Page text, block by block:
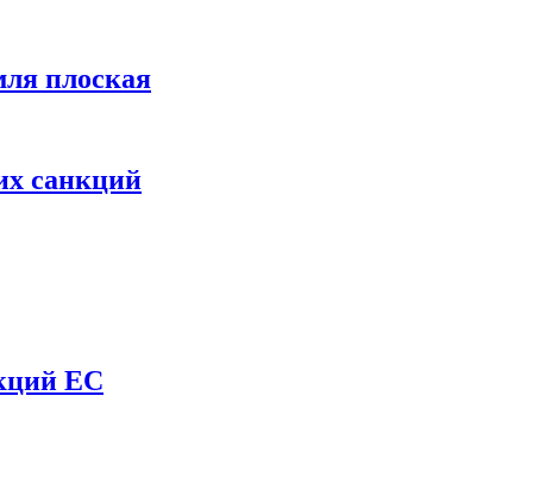
плоская
санкций
ЕС